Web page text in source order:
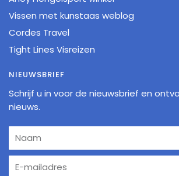
Vissen met kunstaas weblog
Cordes Travel
Tight Lines Visreizen
NIEUWSBRIEF
Schrijf u in voor de nieuwsbrief en
nieuws.